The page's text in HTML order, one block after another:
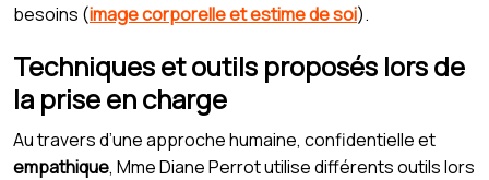
besoins (image corporelle et estime de soi).
Techniques et outils proposés lors de
la prise en charge
Au travers d’une approche humaine, confidentielle et
empathique, Mme Diane Perrot utilise différents outils lors